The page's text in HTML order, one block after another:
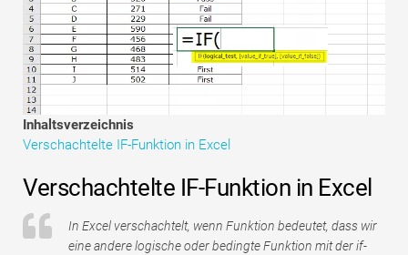
Ressourcen für die Finanzzertifizierung
Tutorials zur Finanzmodellierung
Vollständige Form
Inhaltsverzeichnis
Verschachtelte IF-Funktion in Excel
Verschachtelte IF-Funktion in Excel
In Excel verschachtelt, wenn Funktion bedeutet, dass wir
eine andere logische oder bedingte Funktion mit der if-